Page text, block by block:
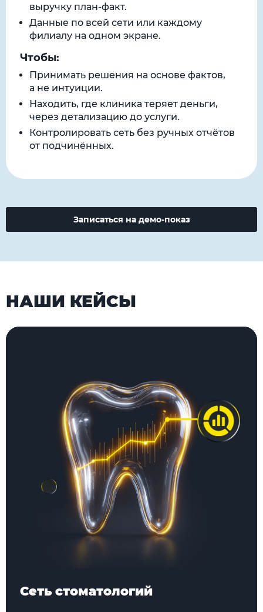
выручку план-факт.
Данные по всей сети или каждому
филиалу на одном экране.
Чтобы:
Принимать решения на основе фактов,
а не интуиции.
Находить, где клиника теряет деньги,
через детализацию до услуги.
Контролировать сеть без ручных отчётов
от подчинённых.
Записаться на демо-показ
НАШИ КЕЙСЫ
Сеть стоматологий